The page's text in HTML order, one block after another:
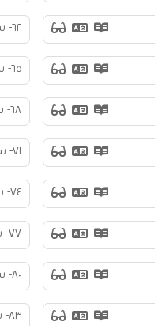
٦٢- سورة الجمعة
٦٥- سورة الطلاق
٦٨- سورة القلم
٧١- سورة نوح
٧٤- سورة المدثر
٧٧- سورة المرسلات
٨٠- سورة عبس
٨٣- سورة المطففين